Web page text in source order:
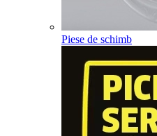
Piese de schimb